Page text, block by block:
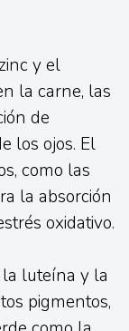
y el
la carne, las
de
los ojos. El
como las
la absorción
oxidativo.
luteína y la
pigmentos,